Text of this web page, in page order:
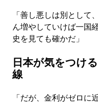
「善し悪しは別として
ん増やしていけば一国
史を見ても確かだ」
日本が気をつけ
線
「だが、金利がゼロに